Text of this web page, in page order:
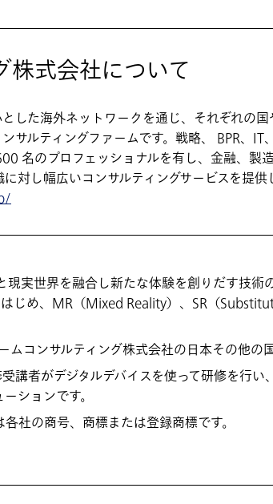
株式会社について
した海外ネットワークを通じ、それぞれの国
サルティングファームです。戦略、 BPR、
名のプロフェッショナルを有し、金融、製
対し幅広いコンサルティングサービスを提供
実世界を融合し新たな体験を創りだす技術
じめ、MR（Mixed Reality）、SR（
コンサルティング株式会社の日本その他の
講者がデジタルデバイスを使って研修を行い
ションです。
社の商号、商標または登録商標です。